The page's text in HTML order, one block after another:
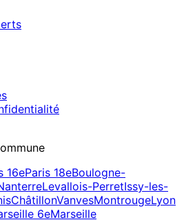
16eParis 18eBoulogne-
Levallois-PerretIssy-les-
ChâtillonVanvesMontrougeLyon
6eMarseille